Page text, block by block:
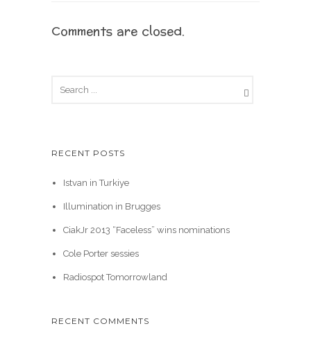
Comments are closed.
RECENT POSTS
Istvan in Turkiye
Illumination in Brugges
CiakJr 2013 “Faceless” wins nominations
Cole Porter sessies
Radiospot Tomorrowland
RECENT COMMENTS